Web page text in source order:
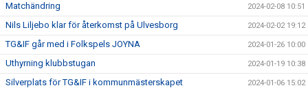
Matchändring 2024-02-08 10:51
Nils Liljebo klar för återkomst på Ulvesborg 2024-02-02 19:12
TG&IF går med i Folkspels JOYNA 2024-01-26 10:00
Uthyrning klubbstugan 2024-01-19 10:38
Silverplats för TG&IF i kommunmästerskapet 2024-01-06 15:02